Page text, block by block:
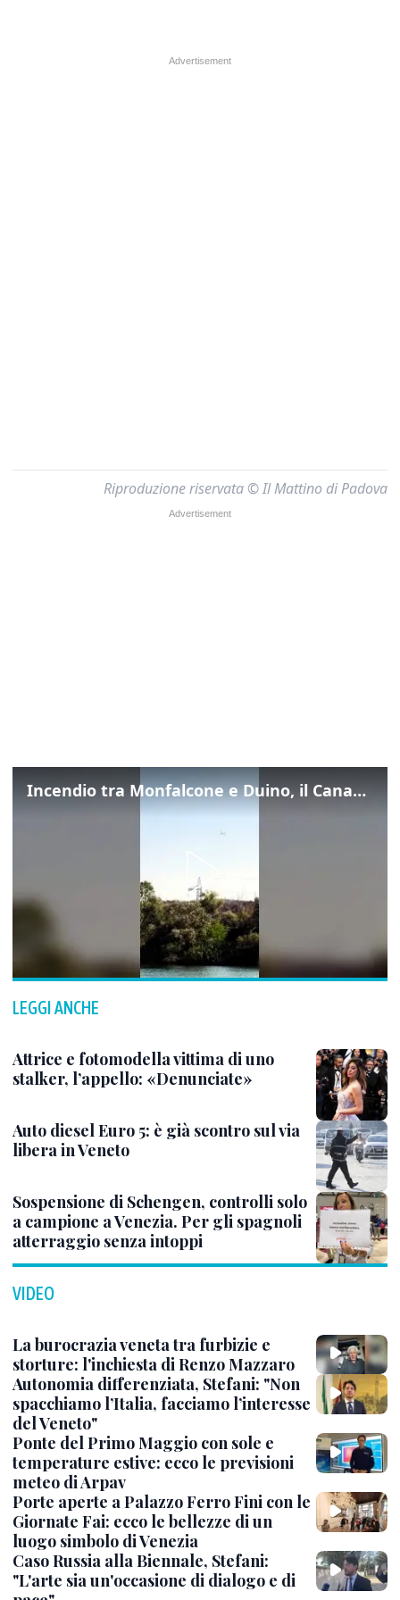
Riproduzione riservata © Il Mattino di Padova
Incendio tra Monfalcone e Duino, il Canadair in azione per fermare le fiamme sul fronte dell’A4
LEGGI ANCHE
Attrice e fotomodella vittima di uno
stalker, l’appello: «Denunciate»
Auto diesel Euro 5: è già scontro sul via
libera in Veneto
Sospensione di Schengen, controlli solo
a campione a Venezia. Per gli spagnoli
atterraggio senza intoppi
VIDEO
La burocrazia veneta tra furbizie e
storture: l'inchiesta di Renzo Mazzaro
Autonomia differenziata, Stefani: "Non
spacchiamo l’Italia, facciamo l’interesse
del Veneto"
Ponte del Primo Maggio con sole e
temperature estive: ecco le previsioni
meteo di Arpav
Porte aperte a Palazzo Ferro Fini con le
Giornate Fai: ecco le bellezze di un
luogo simbolo di Venezia
Caso Russia alla Biennale, Stefani:
"L'arte sia un'occasione di dialogo e di